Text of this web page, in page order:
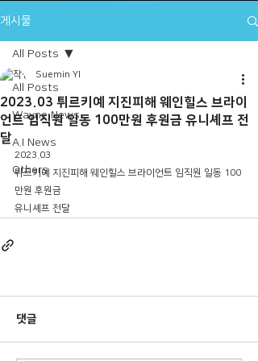
게시물
All Posts
Wayne News
A.I News
Others
All Posts
2023.03 튀르키예 지진피해 웨인힐스 브라이
언트 임직원 일동 100만원 후원금 유니셰프 전
달
Suemin YI
2023.03
튀르키예 지진피해 웨인힐스 브라이언트 임직원 일동 100
만원 후원금
유니셰프 전달
댓글